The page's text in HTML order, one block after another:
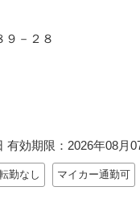
９－２８
有効期限： 2026年08月
勤なし マイカー通勤可